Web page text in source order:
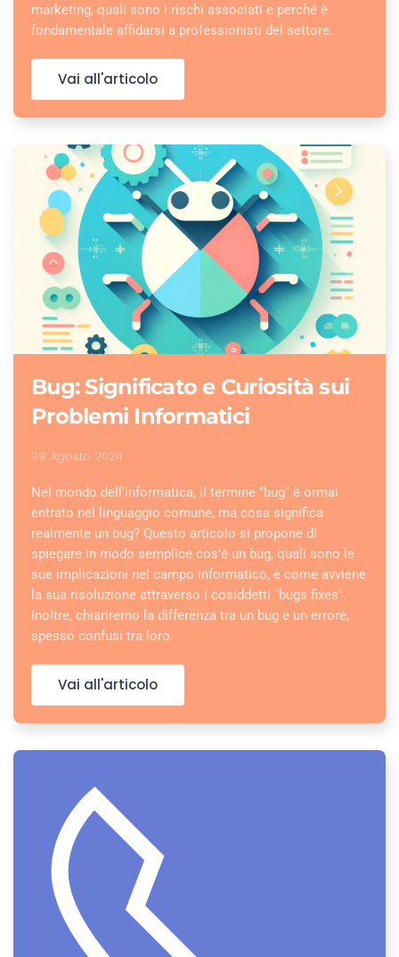
marketing, quali sono i rischi associati e perché è
fondamentale affidarsi a professionisti del settore.
Vai all'articolo
Bug: Significato e Curiosità sui
Problemi Informatici
29 Agosto 2024
Nel mondo dell'informatica, il termine "bug" è ormai
entrato nel linguaggio comune, ma cosa significa
realmente un bug? Questo articolo si propone di
spiegare in modo semplice cos'è un bug, quali sono le
sue implicazioni nel campo informatico, e come avviene
la sua risoluzione attraverso i cosiddetti "bugs fixes".
Inoltre, chiariremo la differenza tra un bug e un errore,
spesso confusi tra loro.
Vai all'articolo